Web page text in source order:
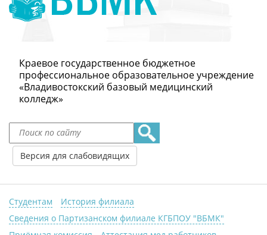
Краевое государственное бюджетное
профессиональное образовательное учреждение
«Владивостокский базовый медицинский
колледж»
Версия для слабовидящих
Студентам
История филиала
Сведения о Партизанском филиале КГБПОУ "ВБМК"